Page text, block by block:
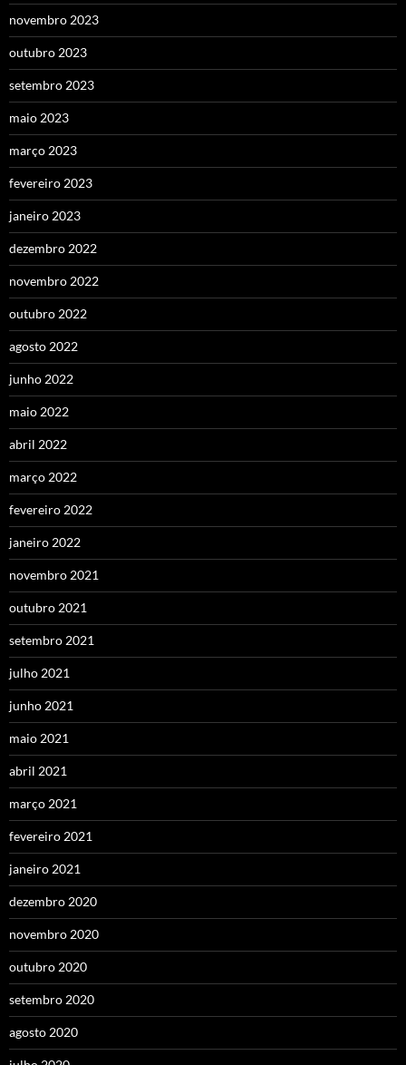
novembro 2023
outubro 2023
setembro 2023
maio 2023
março 2023
fevereiro 2023
janeiro 2023
dezembro 2022
novembro 2022
outubro 2022
agosto 2022
junho 2022
maio 2022
abril 2022
março 2022
fevereiro 2022
janeiro 2022
novembro 2021
outubro 2021
setembro 2021
julho 2021
junho 2021
maio 2021
abril 2021
março 2021
fevereiro 2021
janeiro 2021
dezembro 2020
novembro 2020
outubro 2020
setembro 2020
agosto 2020